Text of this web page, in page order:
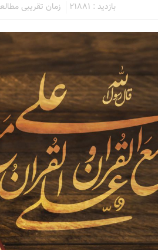
بازدید : 21881 زمان تقریبی مطالعه : 50